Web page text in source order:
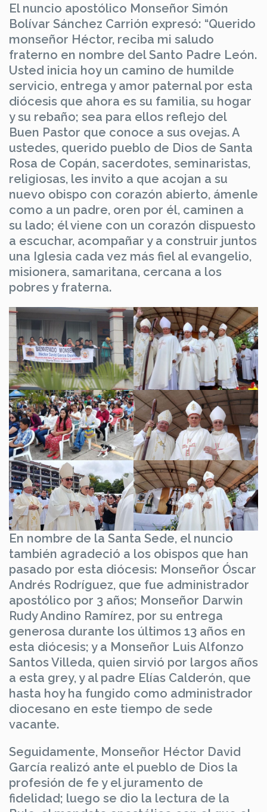
El nuncio apostólico Monseñor Simón
Bolívar Sánchez Carrión expresó: “Querido
monseñor Héctor, reciba mi saludo
fraterno en nombre del Santo Padre León.
Usted inicia hoy un camino de humilde
servicio, entrega y amor paternal por esta
diócesis que ahora es su familia, su hogar
y su rebaño; sea para ellos reflejo del
Buen Pastor que conoce a sus ovejas. A
ustedes, querido pueblo de Dios de Santa
Rosa de Copán, sacerdotes, seminaristas,
religiosas, les invito a que acojan a su
nuevo obispo con corazón abierto, ámenle
como a un padre, oren por él, caminen a
su lado; él viene con un corazón dispuesto
a escuchar, acompañar y a construir juntos
una Iglesia cada vez más fiel al evangelio,
misionera, samaritana, cercana a los
pobres y fraterna.
En nombre de la Santa Sede, el nuncio
también agradeció a los obispos que han
pasado por esta diócesis: Monseñor Óscar
Andrés Rodríguez, que fue administrador
apostólico por 3 años; Monseñor Darwin
Rudy Andino Ramírez, por su entrega
generosa durante los últimos 13 años en
esta diócesis; y a Monseñor Luis Alfonzo
Santos Villeda, quien sirvió por largos años
a esta grey, y al padre Elías Calderón, que
hasta hoy ha fungido como administrador
diocesano en este tiempo de sede
vacante.
Seguidamente, Monseñor Héctor David
García realizó ante el pueblo de Dios la
profesión de fe y el juramento de
fidelidad; luego se dio la lectura de la